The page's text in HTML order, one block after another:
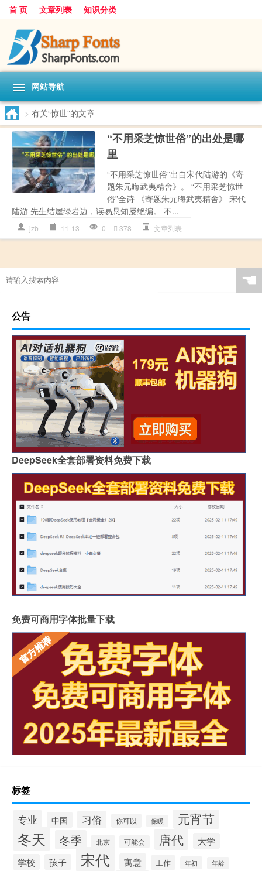
首 页 文章列表 知识分类
网站导航
> 有关“惊世”的文章
“不用采芝惊世俗”的出处是哪
里
“不用采芝惊世俗”出自宋代陆游的《寄
题朱元晦武夷精舍》。 “不用采芝惊世
俗”全诗 《寄题朱元晦武夷精舍》 宋代
陆游 先生结屋绿岩边，读易悬知屡绝编。 不...
jzb 11-13 0 378 文章列表
☚
公告
DeepSeek全套部署资料免费下载
免费可商用字体批量下载
标签
专业 中国 习俗 你可以 保暖 元宵节
冬天 冬季 北京 可能会 唐代
大学
学校
孩子 宋代 寓意 工作 年初 年龄